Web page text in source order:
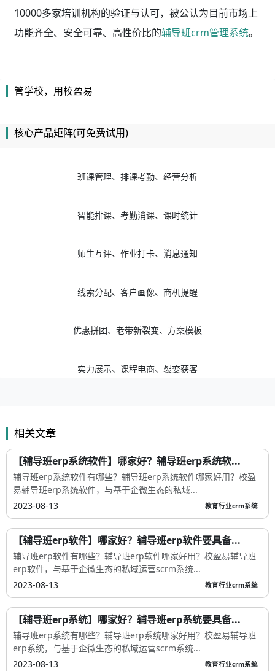
10000多家培训机构的验证与认可，被公认为目前市场上
功能齐全、安全可靠、高性价比的辅导班crm管理系统。
管学校，用校盈易
核心产品矩阵(可免费试用)
班课管理、排课考勤、经营分析
智能排课、考勤消课、课时统计
师生互评、作业打卡、消息通知
线索分配、客户画像、商机提醒
优惠拼团、老带新裂变、方案模板
实力展示、课程电商、裂变获客
相关文章
【辅导班erp系统软件】哪家好？辅导班erp系统软...
辅导班erp系统软件有哪些？辅导班erp系统软件哪家好用？校盈
易辅导班erp系统软件，与基于企微生态的私域...
2023-08-13
教育行业crm系统
【辅导班erp软件】哪家好？辅导班erp软件要具备...
辅导班erp软件有哪些？辅导班erp软件哪家好用？校盈易辅导班
erp软件，与基于企微生态的私域运营scrm系统...
2023-08-13
教育行业crm系统
【辅导班erp系统】哪家好？辅导班erp系统要具备...
辅导班erp系统有哪些？辅导班erp系统哪家好用？校盈易辅导班
erp系统，与基于企微生态的私域运营scrm系统...
2023-08-13
教育行业crm系统